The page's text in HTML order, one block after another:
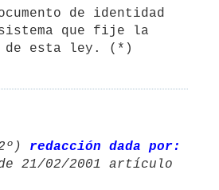
de identidad
que fije la
redacción dada por: